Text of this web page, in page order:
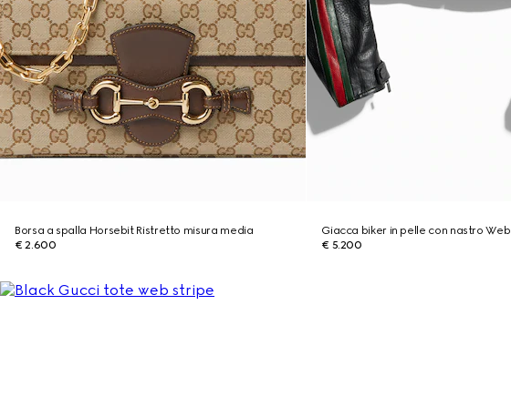
Borsa a spalla Horsebit Ristretto misura media
€ 2.600
Giacca biker in pelle con nastro Web
€ 5.200